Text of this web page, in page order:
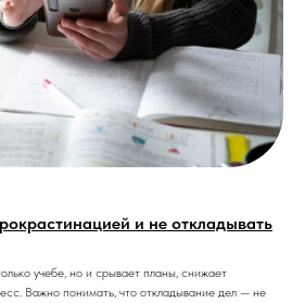
и не откладывать
учебе, но и срывает планы, снижает
Важно понимать, что откладывание дел — не